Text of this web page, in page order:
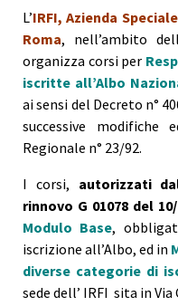
L’IRFI, Azienda
Roma, nell’ambito
organizza corsi per
iscritte all’Albo
ai sensi del Decreto n°
successive modifiche
Regionale n° 23/92.
I corsi, autorizzati
rinnovo G 01078 del
Modulo Base,
iscrizione all’Albo, ed in
diverse categorie di
sede dell’ IRFI sita in